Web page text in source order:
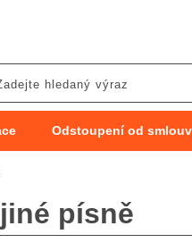
Odstoupení od
písně